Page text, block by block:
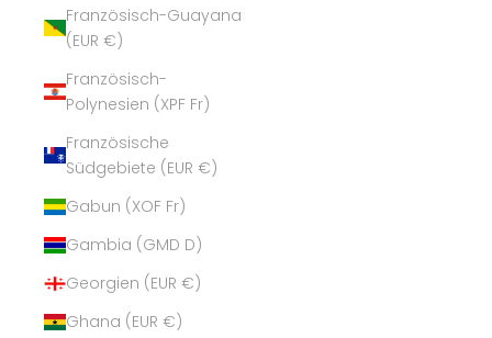
Französisch-Guayana
(EUR €)
Französisch-
Polynesien (XPF Fr)
Französische
Südgebiete (EUR €)
Gabun (XOF Fr)
Gambia (GMD D)
Georgien (EUR €)
Ghana (EUR €)